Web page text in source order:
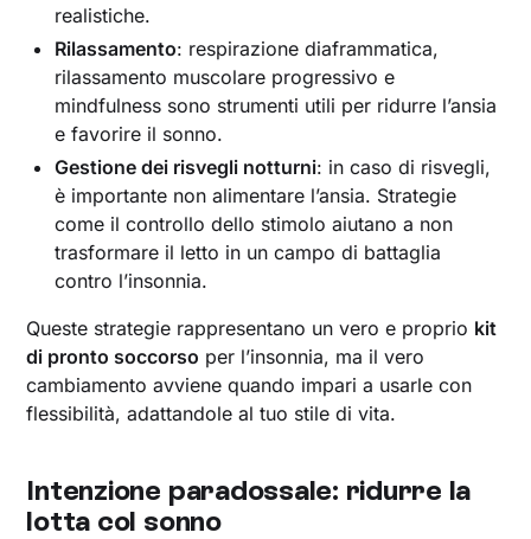
realistiche.
Rilassamento: respirazione diaframmatica,
rilassamento muscolare progressivo e
mindfulness sono strumenti utili per ridurre l’ansia
e favorire il sonno.
Gestione dei risvegli notturni: in caso di risvegli,
è importante non alimentare l’ansia. Strategie
come il controllo dello stimolo aiutano a non
trasformare il letto in un campo di battaglia
contro l’insonnia.
Queste strategie rappresentano un vero e proprio kit
di pronto soccorso per l’insonnia, ma il vero
cambiamento avviene quando impari a usarle con
flessibilità, adattandole al tuo stile di vita.
Intenzione paradossale: ridurre la
lotta col sonno